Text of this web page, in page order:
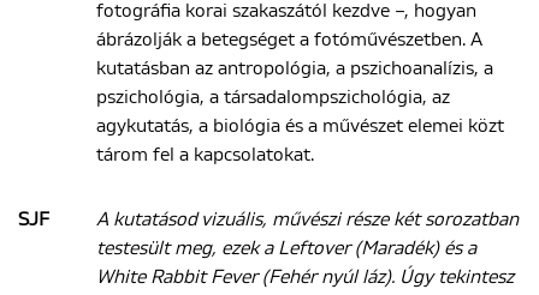
fotográfia korai szakaszától kezdve –, hogyan
ábrázolják a betegséget a fotóművészetben. A
kutatásban az antropológia, a pszichoanalízis, a
pszichológia, a társadalompszichológia, az
agykutatás, a biológia és a művészet elemei közt
tárom fel a kapcsolatokat.
SJF
A kutatásod vizuális, művészi része két sorozatban
testesült meg, ezek a Leftover (Maradék) és a
White Rabbit Fever (Fehér nyúl láz). Úgy tekintesz